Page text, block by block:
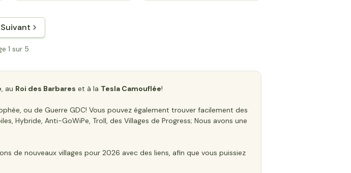
Suivant
1 sur 5
, au Roi des Barbares et à la Tesla Camouflée!
ou de Guerre GDC! Vous pouvez également trouver facilement des
Hybride, Anti-GoWiPe, Troll, des Villages de Progress; Nous avons une
de nouveaux villages pour 2026 avec des liens, afin que vous puissiez